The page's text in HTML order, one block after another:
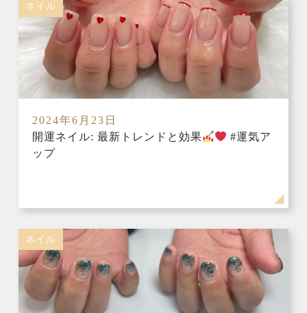
ネイル
2024年6月23日
開運ネイル: 最新トレンドと効果
#運気ア
ップ
ネイル